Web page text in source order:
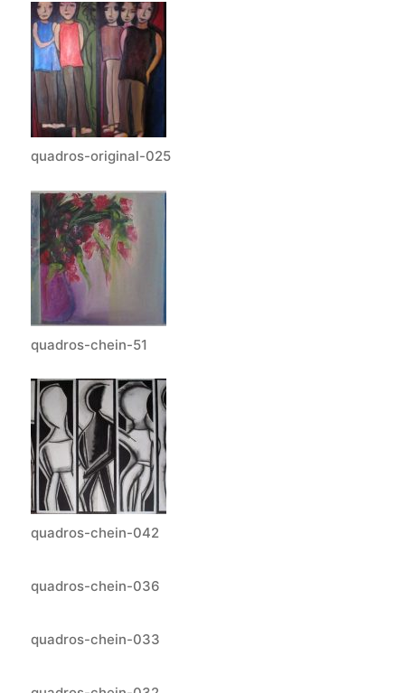
quadros-original-025
quadros-chein-51
quadros-chein-042
quadros-chein-036
quadros-chein-033